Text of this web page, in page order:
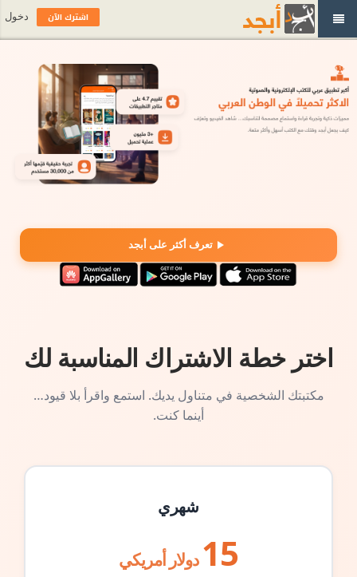
تعرف أكثر على أبجد
اختر خطة الاشتراك المناسبة لك
مكتبتك الشخصية في متناول يديك. استمع واقرأ بلا قيود…
أينما كنت.
شهري
15 دولار أمريكي
اشترك الآن دخول